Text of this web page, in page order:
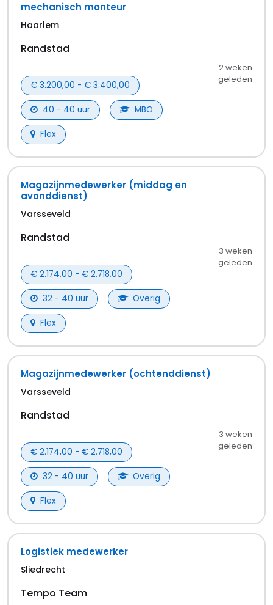
mechanisch monteur
Haarlem
Randstad
€ 3.200,00 - € 3.400,00
40 - 40 uur MBO
Flex
2 weken
geleden
Magazijnmedewerker (middag en
avonddienst)
Varsseveld
Randstad
€ 2.174,00 - € 2.718,00
32 - 40 uur Overig
Flex
3 weken
geleden
Magazijnmedewerker (ochtenddienst)
Varsseveld
Randstad
€ 2.174,00 - € 2.718,00
32 - 40 uur Overig
Flex
3 weken
geleden
Logistiek medewerker
Sliedrecht
Tempo Team